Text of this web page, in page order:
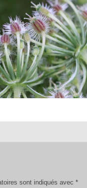
sont indiqués avec *